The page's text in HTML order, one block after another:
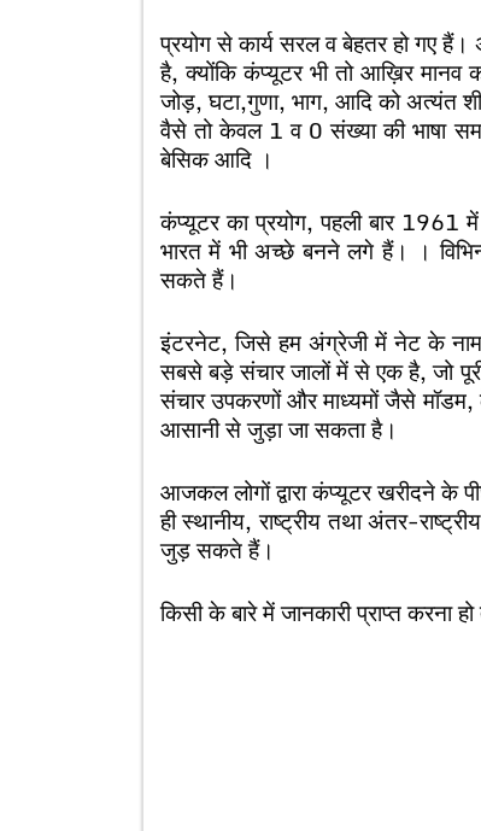
प्रयोग से कार्य सरल व बेहतर हो गए
है, क्योंकि कंप्यूटर भी तो आख़िर
जोड़, घटा,गुणा, भाग, आदि को अत्यंत
वैसे तो केवल 1 व 0 संख्या की भाषा
बेसिक आदि ।
कंप्यूटर का प्रयोग, पहली बार
भारत में भी अच्छे बनने लगे हैं। ।
सकते हैं।
इंटरनेट, जिसे हम अंग्रेजी में नेट के
सबसे बड़े संचार जालों में से एक है, जो
संचार उपकरणोंऔर माध्यमों जैसे
आसानी से जुड़ा जा सकता है।
आजकल लोगों द्वारा कंप्यूटर खरीदने
ही स्थानीय, राष्ट्रीय तथा अंतर-
जुड़ सकते हैं।
किसी के बारे में जानकारी प्राप्त करना